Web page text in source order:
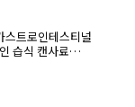
스트로인테스티널
습식 캔사료
장염 ,소화기질